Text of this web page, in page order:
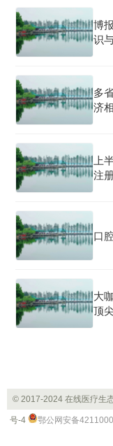
博
识
多
济
上
注
口
大
顶
© 2017-2024 在线医疗生
号-4 鄂公网安备